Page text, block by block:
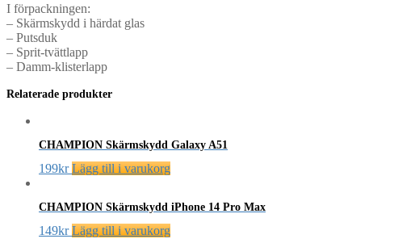
I förpackningen:
– Skärmskydd i härdat glas
– Putsduk
– Sprit-tvättlapp
– Damm-klisterlapp
Relaterade produkter
CHAMPION Skärmskydd Galaxy A51
199kr Lägg till i varukorg
CHAMPION Skärmskydd iPhone 14 Pro Max
149kr Lägg till i varukorg